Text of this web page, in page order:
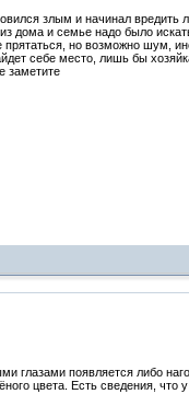
злым и начинал вредить
дома и семье надо было
но возможно шум,
себе место, лишь бы
заметите
глазами появляется либо
цвета. Есть сведения, что